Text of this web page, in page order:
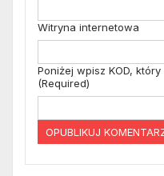
Witryna internetowa
Poniżej wpisz KOD,
(Required)